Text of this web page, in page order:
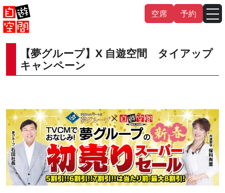
Skip
to
content
空席 予約
【夢グループ】X 自遊空間 タイアップ
キャンペーン
English 中文（繁體） 中文（简 体 ）
日本語